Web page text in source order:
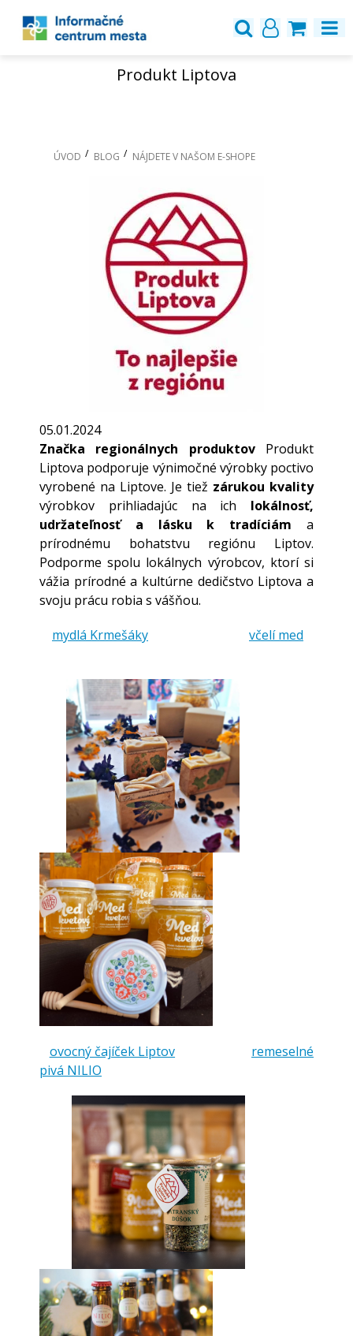
Produkt Liptova
ÚVOD BLOG NÁJDETE V NAŠOM E-SHOPE
05.01.2024
Značka regionálnych produktov Produkt
Liptova podporuje výnimočné výrobky poctivo
vyrobené na Liptove. Je tiež zárukou kvality
výrobkov prihliadajúc na ich lokálnosť,
udržateľnosť a lásku k tradíciám a
prírodnému bohatstvu regiónu Liptov.
Podporme spolu lokálnych výrobcov, ktorí si
vážia prírodné a kultúrne dedičstvo Liptova a
svoju prácu robia s vášňou.
mydlá Krmešáky
včelí med
ovocný čajíček Liptov
remeselné
pivá NILIO